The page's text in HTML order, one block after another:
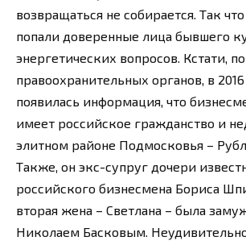
возвращаться не собирается. Так
попали доверенные лица бывшего
энергетических вопросов. Кстати,
правоохранительных органов, в
появилась информация, что
имеет российское гражданство и
элитном районе Подмосковья –
Также, он экс-супруг дочери
российского бизнесмена Бориса
вторая жена – Светлана – была
Николаем Басковым.